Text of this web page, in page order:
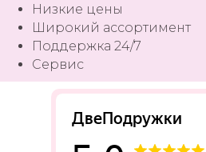
Низкие цены
Широкий ассортимент
Поддержка 24/7
Сервис